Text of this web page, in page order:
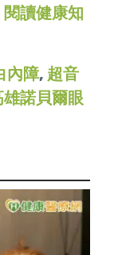
讀健康知
內障, 超音
雄諾貝爾眼